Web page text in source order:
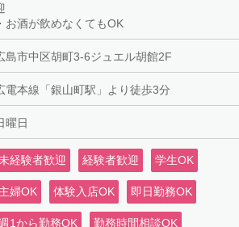
・お酒が飲めなくてもOK
島市中区胡町3-6ジュエル胡館2F
電本線「銀山町駅」より徒歩3分
曜日
経験者歓迎 経験者歓迎 学生OK
主婦OK 体験入店OK 即日勤務OK
1から勤務OK 勤務時間相談OK